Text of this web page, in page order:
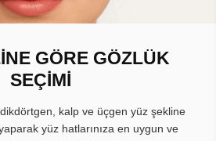
GÖRE GÖZLÜK
SEÇİMİ
kalp ve üçgen yüz şekline
yüz hatlarınıza en uygun ve